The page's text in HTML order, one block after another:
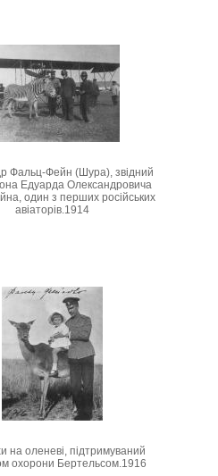
Фальц-Фейн (Шура), звідний
Едуарда Олександровича
один з перших російських
авіаторів.1914
на оленеві, підтримуваний
охорони Бертельсом.1916